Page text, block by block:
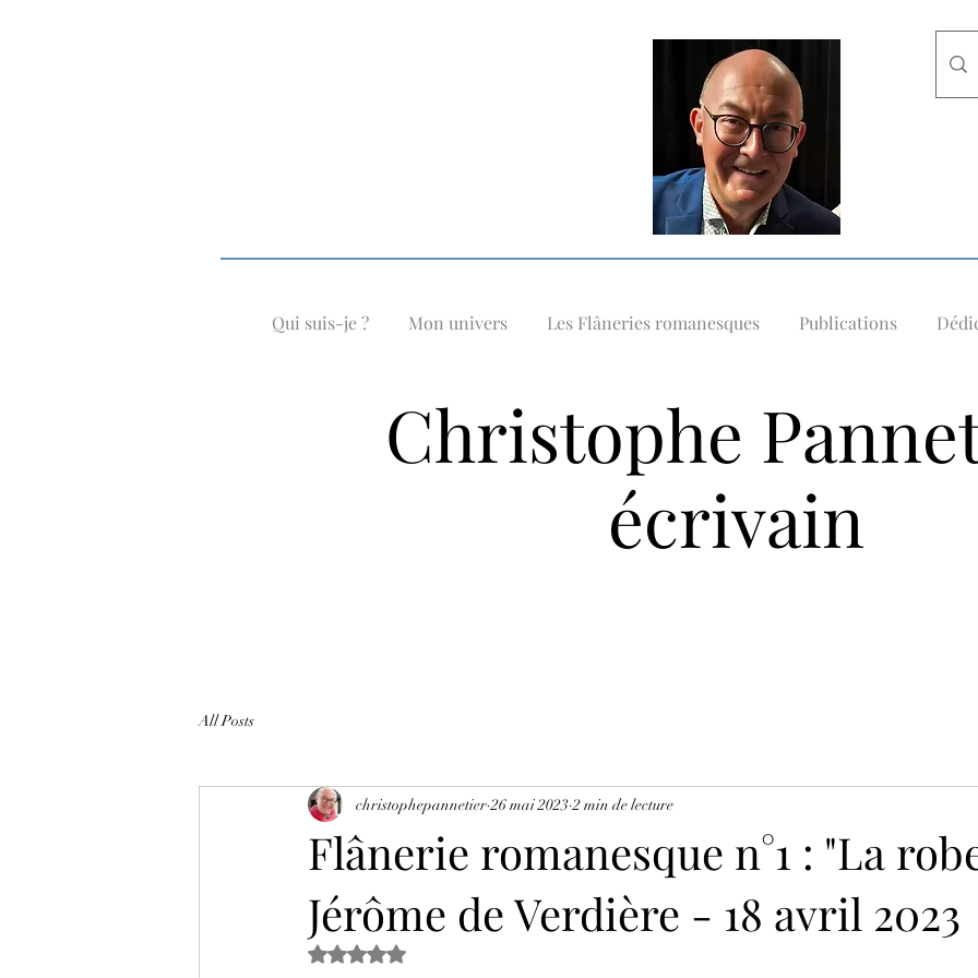
Qui suis-je ? Mon univers Les Flâneries romanesques Publications
Christophe
écrivain
All Posts
Flânerie romanesque n°1 : "La
Jérôme de Verdière - 18 avril 2023
christophepannetier 26 mai 2023 2 min de lecture
Noté NaN étoiles sur 5.